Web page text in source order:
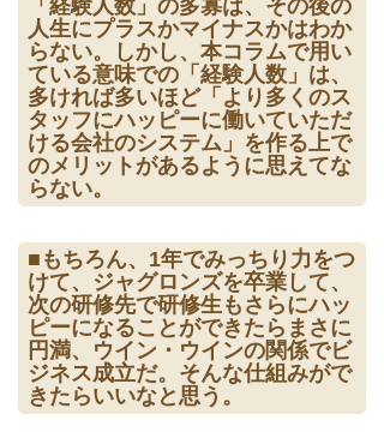
「経験人数」の多寡は、その後の
人生にプラスかマイナスかはわか
らない。しかし、本コラムで用い
ている意味での「経験人数」は、
多ければ多いほど「より多くのス
タッフにハッピーに働いていただ
ける会社のシステム」を作る上で
のメリットがあるように思えてな
らない。
■もちろん、1年でみっちり力をつ
けて、ジャグロンズを卒業して、
次の研修先で研修生もさらにハッ
ピーになることができたらまさに
円満、ウイン・ウインの関係でビ
ジネス成立だ。そんな仕組みがで
きたらいいなと思う。